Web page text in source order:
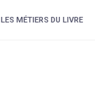
LES MÉTIERS DU LIVRE